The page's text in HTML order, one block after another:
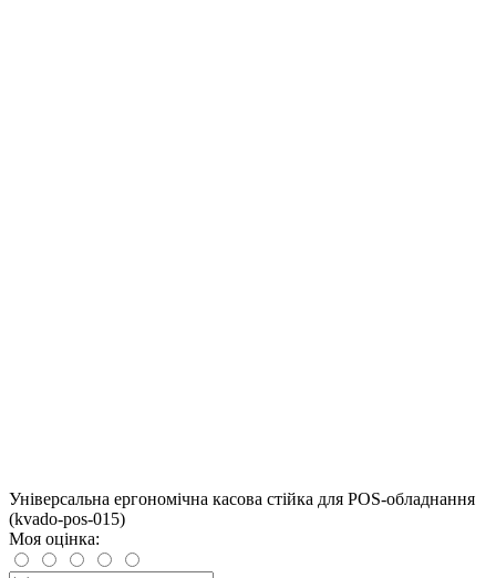
Універсальна ергономічна касова стійка для POS-обладнання
(kvado-pos-015)
Моя оцінка: